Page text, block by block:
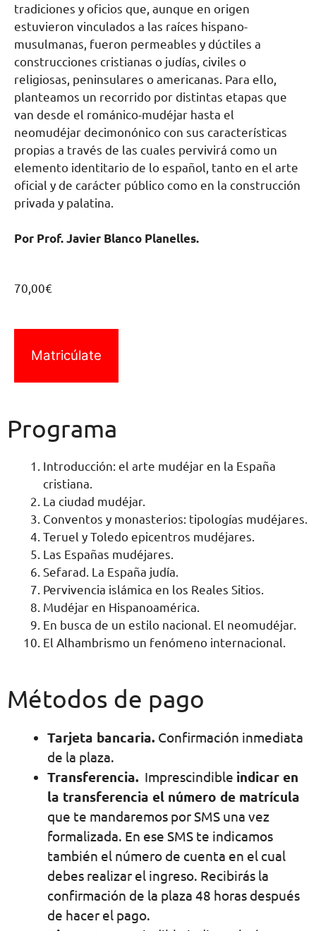
tradiciones y oficios que, aunque en origen
estuvieron vinculados a las raíces hispano-
musulmanas, fueron permeables y dúctiles a
construcciones cristianas o judías, civiles o
religiosas, peninsulares o americanas. Para ello,
planteamos un recorrido por distintas etapas que
van desde el románico-mudéjar hasta el
neomudéjar decimonónico con sus características
propias a través de las cuales pervivirá como un
elemento identitario de lo español, tanto en el arte
oficial y de carácter público como en la construcción
privada y palatina.
Por Prof. Javier Blanco Planelles.
70,00€
Matricúlate
Programa
Introducción: el arte mudéjar en la España
cristiana.
La ciudad mudéjar.
Conventos y monasterios: tipologías mudéjares.
Teruel y Toledo epicentros mudéjares.
Las Españas mudéjares.
Sefarad. La España judía.
Pervivencia islámica en los Reales Sitios.
Mudéjar en Hispanoamérica.
En busca de un estilo nacional. El neomudéjar.
El Alhambrismo un fenómeno internacional.
Métodos de pago
Tarjeta bancaria. Confirmación inmediata
de la plaza.
Transferencia. Imprescindible indicar en
la transferencia el número de matrícula
que te mandaremos por SMS una vez
formalizada. En ese SMS te indicamos
también el número de cuenta en el cual
debes realizar el ingreso. Recibirás la
confirmación de la plaza 48 horas después
de hacer el pago.